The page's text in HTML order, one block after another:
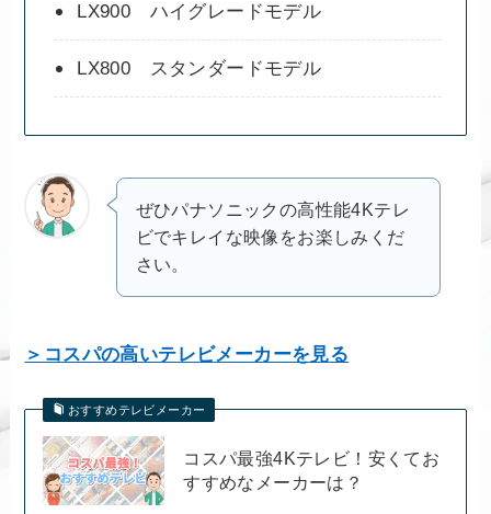
LX900 ハイグレードモデル
LX800 スタンダードモデル
ぜひパナソニックの高性能4Kテレ
ビでキレイな映像をお楽しみくだ
さい。
＞コスパの高いテレビメーカーを見る
おすすめテレビメーカー
コスパ最強4Kテレビ！安くてお
すすめなメーカーは？